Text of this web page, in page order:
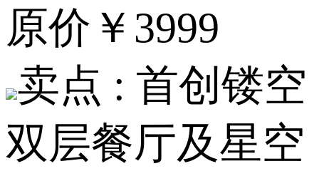
原价 ￥3999
卖点 : 首创镂空
双层餐厅及星空